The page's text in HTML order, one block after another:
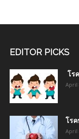
EDITOR PICKS
โร
April
โรค
April